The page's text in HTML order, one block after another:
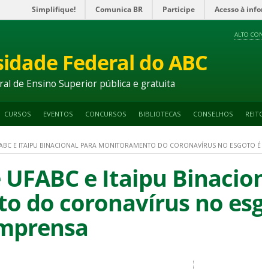
Simplifique! Comunica BR Participe Acesso à
ALTO
Federal do ABC
de Ensino Superior pública e gratuita
CURSOS EVENTOS CONCURSOS BIBLIOTECAS CONSELHOS
E ITAIPU BINACIONAL PARA MONITORAMENTO DO CORONAVÍRUS NO ESGOTO
e Itaipu
do coronavírus no